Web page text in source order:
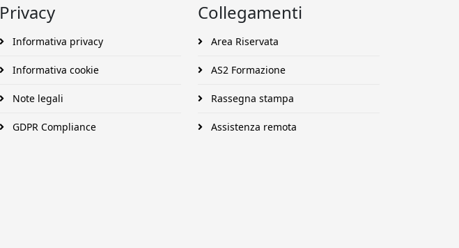
Privacy
Informativa privacy
Informativa cookie
Note legali
GDPR Compliance
Collegamenti
Area Riservata
AS2 Formazione
Rassegna stampa
Assistenza remota